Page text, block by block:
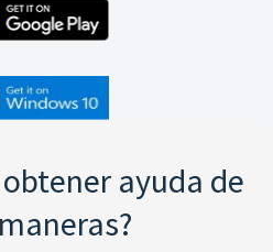
ayuda de